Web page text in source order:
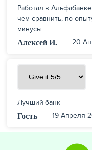
Работал в
чем сравнить, по
минусы
Алексей И.
20
Лучший банк
Гость
19 Апреля